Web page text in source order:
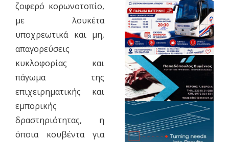
ζοφερό κορωνοτοπίο,
με λουκέτα
υποχρεωτικά και μη,
απαγορεύσεις
κυκλοφορίας και
πάγωμα της
επιχειρηματικής και
εμπορικής
δραστηριότητας, η
όποια κουβέντα για